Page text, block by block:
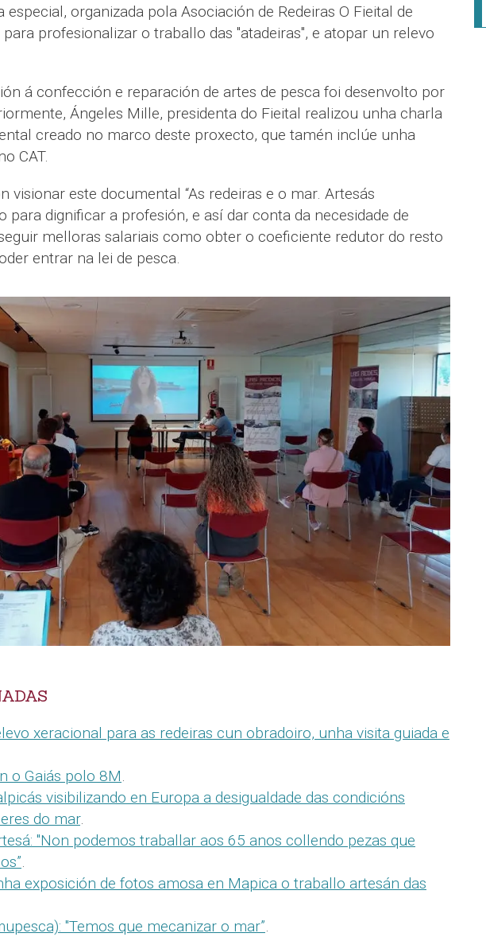
organizada pola Asociación de Redeiras O Fieital de
profesionalizar o traballo das "atadeiras", e atopar un relevo
á confección e reparación de artes de pesca foi desenvolto por
Ángeles Mille, presidenta do Fieital realizou unha charla
creado no marco deste proxecto, que tamén inclúe unha
CAT.
visionar este documental “As redeiras e o mar. Artesás
para dignificar a profesión, e así dar conta da necesidade de
melloras salariais como obter o coeficiente redutor do resto
entrar na lei de pesca.
xeracional para as redeiras cun obradoiro, unha visita guiada e
o Gaiás polo 8M.
visibilizando en Europa a desigualdade das condicións
do mar.
"Non podemos traballar aos 65 anos collendo pezas que
.
exposición de fotos amosa en Mapica o traballo artesán das
"Temos que mecanizar o mar”.